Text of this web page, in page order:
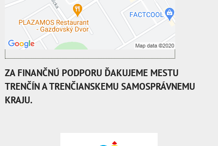
cookie: Funkčné
Otvoriť obsah v novom okne
ZA FINANČNÚ PODPORU ĎAKUJEME MESTU
TRENČÍN A TRENČIANSKEMU SAMOSPRÁVNEMU
KRAJU.